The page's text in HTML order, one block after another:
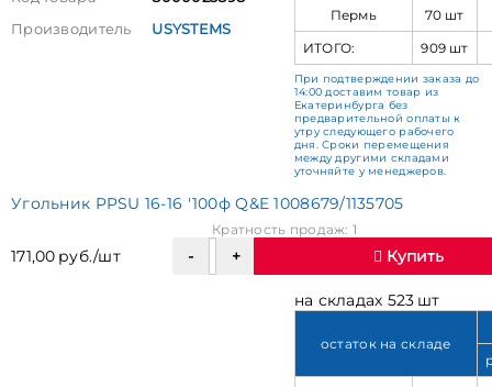
Производитель
USYSTEMS
Пермь
70 шт
ИТОГО:
909 шт
При подтверждении заказа до
14:00 доставим товар из
Екатеринбурга без
предварительной оплаты к
утру следующего рабочего
дня. Сроки перемещения
между другими складами
уточняйте у менеджеров.
Угольник PPSU 16-16 '100ф Q&E 1008679/1135705
171,00 руб./шт
Кратность продаж: 1
Купить
на складах 523 шт
остаток на складе